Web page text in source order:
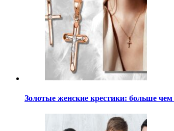
Золотые женские крестики: больше